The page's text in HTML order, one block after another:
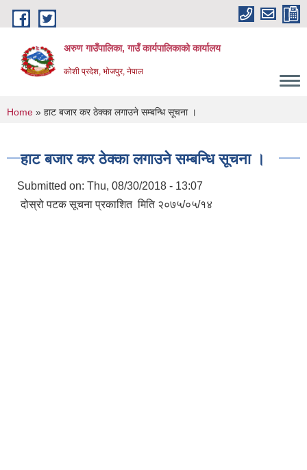
Skip to main content
अरुण गाउँपालिका, गाउँ कार्यपालिकाको कार्यालय
कोशी प्रदेश, भोजपुर, नेपाल
You are here
Home » हाट बजार कर ठेक्का लगाउने सम्बन्धि सूचना ।
हाट बजार कर ठेक्का लगाउने सम्बन्धि सूचना ।
Submitted on: Thu, 08/30/2018 - 13:07
दोस्रो पटक सूचना प्रकाशित मिति २०७५/०५/१४